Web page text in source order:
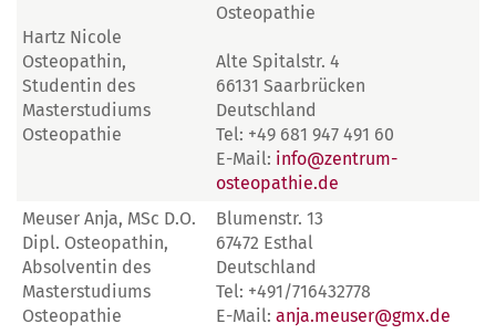
Hartz Nicole
Osteopathin,
Studentin des
Masterstudiums
Osteopathie
Osteopathie
Alte Spitalstr. 4
66131 Saarbrücken
Deutschland
Tel: +49 681 947 491 60
E-Mail: info@zentrum-
osteopathie.de
Meuser Anja, MSc D.O.
Dipl. Osteopathin,
Absolventin des
Masterstudiums
Osteopathie
Blumenstr. 13
67472 Esthal
Deutschland
Tel: +491/716432778
E-Mail: anja.meuser@gmx.de